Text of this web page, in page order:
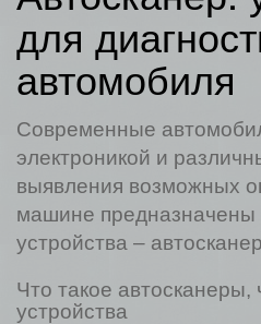
для
автомобиля
Современные
электроникой и
выявления возможных
машине предназначены
устройства –
Что такое автосканеры,
устройства